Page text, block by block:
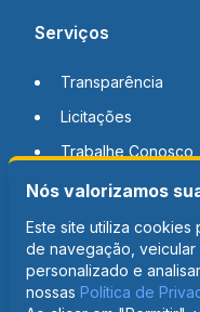
Serviços
Transparência
Licitações
Trabalhe Conosco
Notícias
Contato
Nós valorizamos
Este site utiliza cookies
de navegação,
personalizado e
nossas Política de